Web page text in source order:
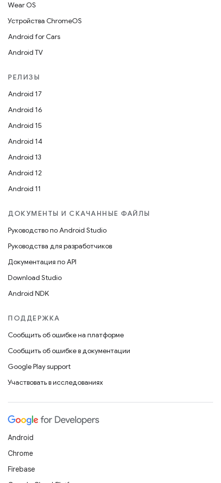
Wear OS
Устройства ChromeOS
Android for Cars
Android TV
РЕЛИЗЫ
Android 17
Android 16
Android 15
Android 14
Android 13
Android 12
Android 11
ДОКУМЕНТЫ И СКАЧАННЫЕ ФАЙЛЫ
Руководство по Android Studio
Руководства для разработчиков
Документация по API
Download Studio
Android NDK
ПОДДЕРЖКА
Сообщить об ошибке на платформе
Сообщить об ошибке в документации
Google Play support
Участвовать в исследованиях
Android
Chrome
Firebase